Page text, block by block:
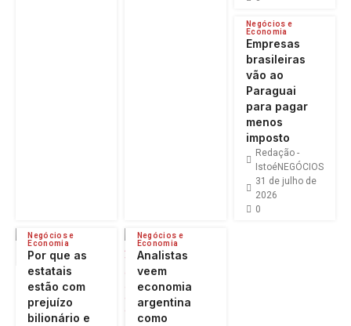
Negócios e
Economia
Empresas
brasileiras
vão ao
Paraguai
para pagar
menos
imposto
Redação -
IstoéNEGÓCIOS
31 de julho de
2026
0
Negócios e
Economia
Por que as
estatais
estão com
prejuízo
bilionário e
Negócios e
Economia
Analistas
veem
economia
argentina
como